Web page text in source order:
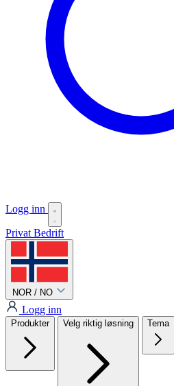
Logg inn
Privat Bedrift
NOR / NO
Logg inn
Produkter Velg riktig løsning Tema